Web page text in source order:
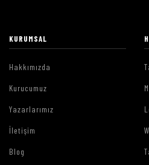
KURUMSAL
Hakkımızda
Kurucumuz
Yazarlarımız
İletişim
Blog